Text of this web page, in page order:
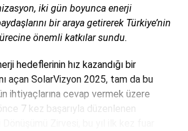
iki gün boyunca enerji
bir araya getirerek Türkiye’nin
önemli katkılar sundu.
hedeflerinin hız kazandığı bir
açan SolarVizyon 2025, tam da bu
ihtiyaçlarına cevap vermek üzere
7 kez başarıyla düzenlenen